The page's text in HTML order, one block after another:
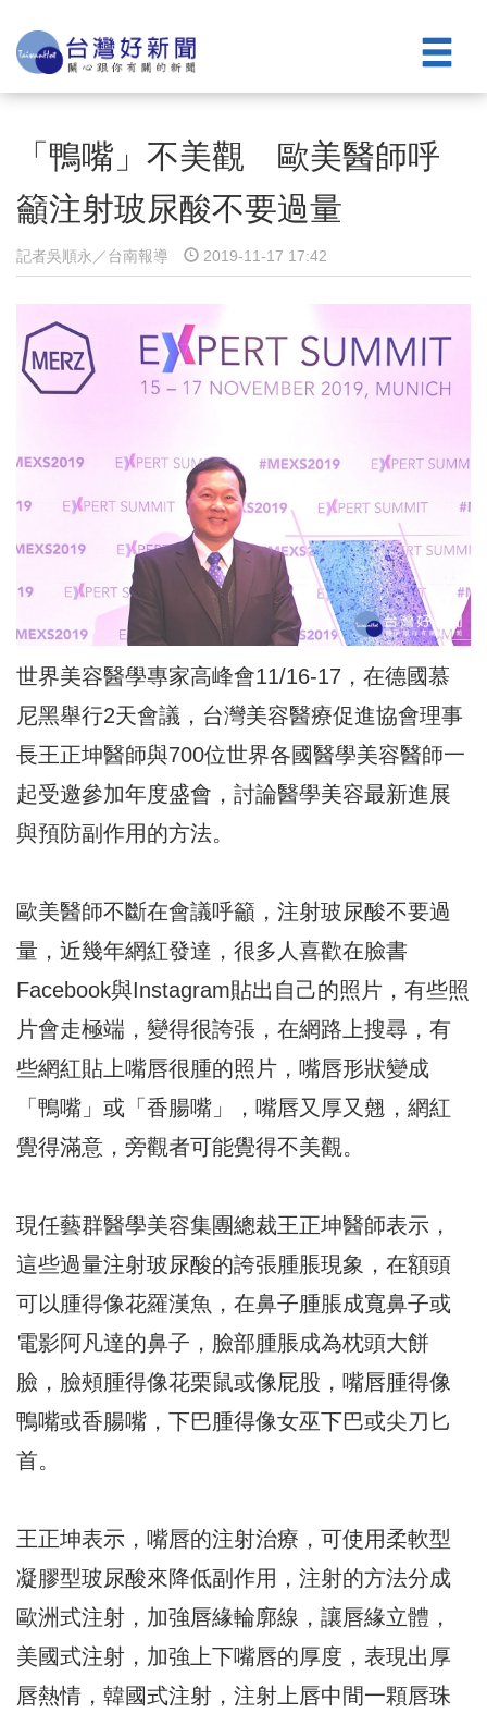
「鴨嘴」不美觀 歐美醫師呼
籲注射玻尿酸不要過量
記者吳順永／台南報導 2019-11-17 17:42
世界美容醫學專家高峰會11/16-17，在德國慕
尼黑舉行2天會議，台灣美容醫療促進協會理事
長王正坤醫師與700位世界各國醫學美容醫師一
起受邀參加年度盛會，討論醫學美容最新進展
與預防副作用的方法。
歐美醫師不斷在會議呼籲，注射玻尿酸不要過
量，近幾年網紅發達，很多人喜歡在臉書
Facebook與Instagram貼出自己的照片，有些照
片會走極端，變得很誇張，在網路上搜尋，有
些網紅貼上嘴唇很腫的照片，嘴唇形狀變成
「鴨嘴」或「香腸嘴」，嘴唇又厚又翹，網紅
覺得滿意，旁觀者可能覺得不美觀。
現任藝群醫學美容集團總裁王正坤醫師表示，
這些過量注射玻尿酸的誇張腫脹現象，在額頭
可以腫得像花羅漢魚，在鼻子腫脹成寬鼻子或
電影阿凡達的鼻子，臉部腫脹成為枕頭大餅
臉，臉頰腫得像花栗鼠或像屁股，嘴唇腫得像
鴨嘴或香腸嘴，下巴腫得像女巫下巴或尖刀匕
首。
王正坤表示，嘴唇的注射治療，可使用柔軟型
凝膠型玻尿酸來降低副作用，注射的方法分成
歐洲式注射，加強唇緣輪廓線，讓唇緣立體，
美國式注射，加強上下嘴唇的厚度，表現出厚
唇熱情，韓國式注射，注射上唇中間一顆唇珠